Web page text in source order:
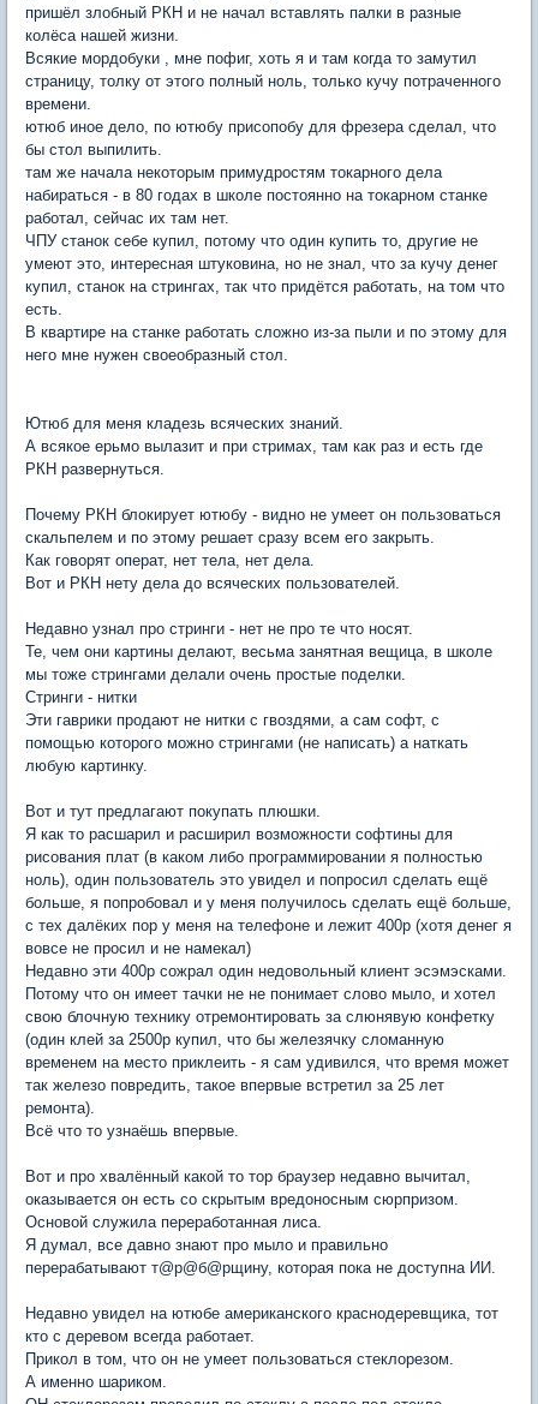
пришёл злобный РКН и не начал вставлять палки в разные
колёса нашей жизни.
Всякие мордобуки , мне пофиг, хоть я и там когда то замутил
страницу, толку от этого полный ноль, только кучу потраченного
времени.
ютюб иное дело, по ютюбу присопобу для фрезера сделал, что
бы стол выпилить.
там же начала некоторым примудростям токарного дела
набираться - в 80 годах в школе постоянно на токарном станке
работал, сейчас их там нет.
ЧПУ станок себе купил, потому что один купить то, другие не
умеют это, интересная штуковина, но не знал, что за кучу денег
купил, станок на стрингах, так что придётся работать, на том что
есть.
В квартире на станке работать сложно из-за пыли и по этому для
него мне нужен своеобразный стол.
Ютюб для меня кладезь всяческих знаний.
А всякое ерьмо вылазит и при стримах, там как раз и есть где
РКН развернуться.
Почему РКН блокирует ютюбу - видно не умеет он пользоваться
скальпелем и по этому решает сразу всем его закрыть.
Как говорят операт, нет тела, нет дела.
Вот и РКН нету дела до всяческих пользователей.
Недавно узнал про стринги - нет не про те что носят.
Те, чем они картины делают, весьма занятная вещица, в школе
мы тоже стрингами делали очень простые поделки.
Стринги - нитки
Эти гаврики продают не нитки с гвоздями, а сам софт, с
помощью которого можно стрингами (не написать) а наткать
любую картинку.
Вот и тут предлагают покупать плюшки.
Я как то расшарил и расширил возможности софтины для
рисования плат (в каком либо программировании я полностью
ноль), один пользователь это увидел и попросил сделать ещё
больше, я попробовал и у меня получилось сделать ещё больше,
с тех далёких пор у меня на телефоне и лежит 400р (хотя денег я
вовсе не просил и не намекал)
Недавно эти 400р сожрал один недовольный клиент эсэмэсками.
Потому что он имеет тачки не не понимает слово мыло, и хотел
свою блочную технику отремонтировать за слюнявую конфетку
(один клей за 2500р купил, что бы железячку сломанную
временем на место приклеить - я сам удивился, что время может
так железо повредить, такое впервые встретил за 25 лет
ремонта).
Всё что то узнаёшь впервые.
Вот и про хвалённый какой то тор браузер недавно вычитал,
оказывается он есть со скрытым вредоносным сюрпризом.
Основой служила переработанная лиса.
Я думал, все давно знают про мыло и правильно
перерабатывают т@р@б@рщину, которая пока не доступна ИИ.
Недавно увидел на ютюбе американского краснодеревщика, тот
кто с деревом всегда работает.
Прикол в том, что он не умеет пользоваться стеклорезом.
А именно шариком.